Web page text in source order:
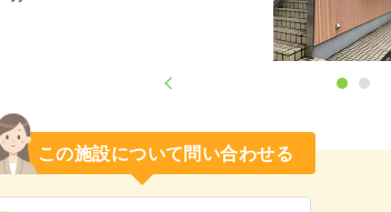
この施設について問い合わせる